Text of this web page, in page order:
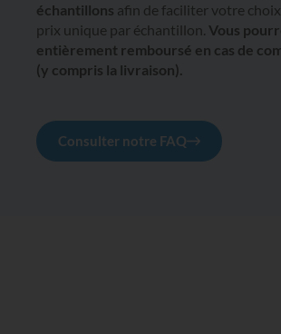
échantillons afin de faciliter votre choix
prix unique par échantillon. Vous
entièrement remboursé en cas de
(y compris la livraison).
Consulter notre FAQ